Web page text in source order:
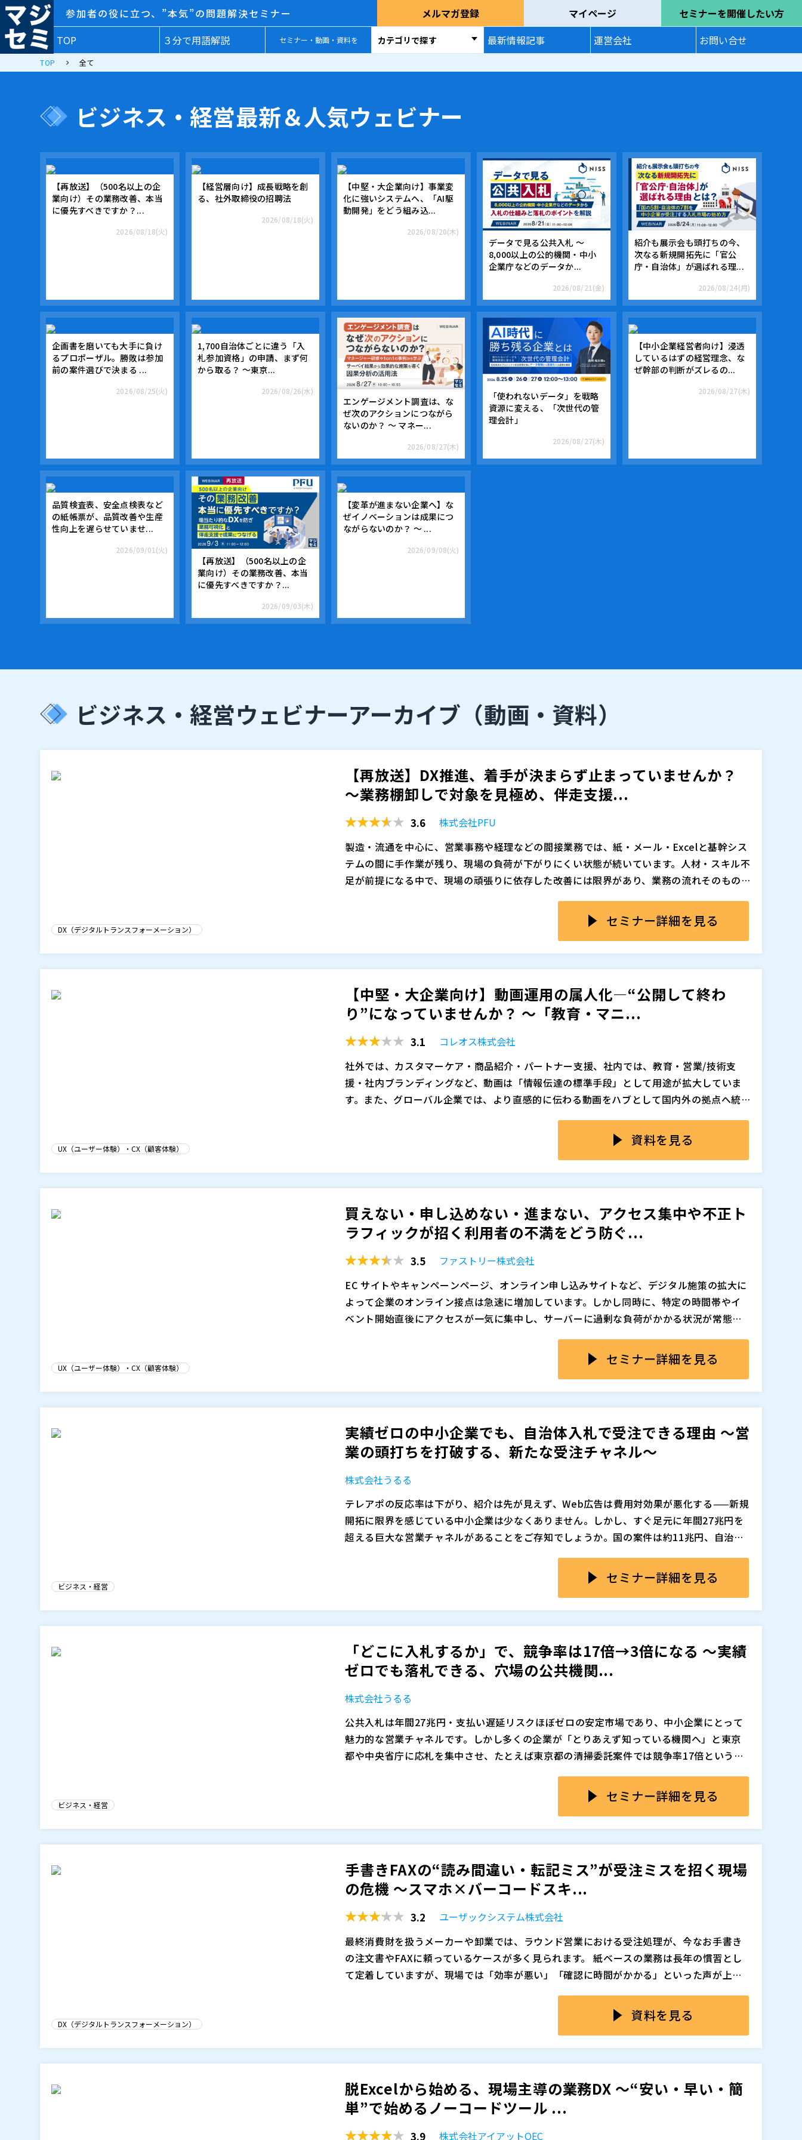
参加者の役に立つ、”本気”の問題解決セミナー メルマガ登録 マイページ
セミナーを開催したい方
TOP
３分で用語解説 セミナー・動画・資料を カテゴリで探す 最新情報記事 運営会社 お問い合せ
TOP 全て
ビジネス・経営最新＆人気ウェビナー
【再放送】（500名以上の企
業向け）その業務改善、本当
に優先すべきですか？...
2026/08/18(火)
【経営層向け】成長戦略を創
る、社外取締役の招聘法
2026/08/18(火)
【中堅・大企業向け】事業変
化に強いシステムへ、「AI駆
動開発」をどう組み込...
2026/08/20(木)
データで見る公共入札 ～
8,000以上の公的機関・中小
企業庁などのデータか...
2026/08/21(金)
紹介も展示会も頭打ちの今、
次なる新規開拓先に「官公
庁・自治体」が選ばれる理...
2026/08/24(月)
企画書を磨いても大手に負け
るプロポーザル。勝敗は参加
前の案件選びで決まる ...
2026/08/25(火)
1,700自治体ごとに違う「入
札参加資格」の申請、まず何
から取る？ 〜東京...
2026/08/26(水)
エンゲージメント調査は、な
ぜ次のアクションにつながら
ないのか？ ～ マネー...
2026/08/27(木)
「使われないデータ」を戦略
資源に変える、「次世代の管
理会計」
2026/08/27(木)
【中小企業経営者向け】浸透
しているはずの経営理念、な
ぜ幹部の判断がズレるの...
2026/08/27(木)
品質検査表、安全点検表など
の紙帳票が、品質改善や生産
性向上を遅らせていませ...
2026/09/01(火)
【再放送】（500名以上の企
業向け）その業務改善、本当
に優先すべきですか？...
2026/09/03(木)
【変革が進まない企業へ】な
ぜイノベーションは成果につ
ながらないのか？ ～ ...
2026/09/08(火)
ビジネス・経営ウェビナーアーカイブ （動画・資料）
【再放送】DX推進、着手が決まらず止まっていませんか？
～業務棚卸しで対象を見極め、伴走支援...
3.6
株式会社PFU
製造・流通を中心に、営業事務や経理などの間接業務では、紙・メール・Excelと基幹シス
テムの間に手作業が残り、現場の負荷が下がりにくい状態が続いています。人材・スキル不
足が前提になる中で、現場の頑張りに依存した改善には限界があり、業務の流れそのもの
入や部分最適の自動化に偏ると、業務全体のボトルネックが残ったままになり、期待した
出るのか」が定まらず、検討が長期化してしまうことが少なくありません。さらに、業務
の棚卸しやTo-Be設計まで進んでも、実装の段階で現場調整やツール選定、運用設計、定
わらず実行に移す」ための勘所を、社内での取り組み・事例をもとに説明します。最後
に、その社内実践で得た知見を外部向けにまとめた「プロセスRe:Design」を簡潔に紹介
株式会社PFU（）
株式会社オープンソース活用研究所（）
※共催、協賛、協力、講演企業は将来的に追加、削除される可能性があります。
DX（デジタルトランスフォーメーション） セミナー詳細を見る
【中堅・大企業向け】動画運用の属人化―“公開して終わ
り”になっていませんか？ ～「教育・マニ...
3.1
コレオス株式会社
社外では、カスタマーケア・商品紹介・パートナー支援、社内では、教育・営業/技術支
援・社内ブランディングなど、動画は「情報伝達の標準手段」として用途が拡大していま
す。また、グローバル企業では、より直感的に伝わる動画をハブとして国内外の拠点へ統
ます。 一方で、社内や社外に向けた動画コンテンツ自体は保有・提供しているのに「そも
そも見てくれていない」「必要な人に必要な動画が届いていない」と感じる担当者もい
していると、容量・セキュリティ・社内
外への適切な共有・利用分析など、多岐にわたって制限が出てしまいます。結果として
社外・社内に向けた やの他、など、動画資産の価値をさらに引き出して利用者の満足度を
高める機能や、活用事例もご紹介します。 動画をにせず、ナレッジ化を進めて積極的な活
コレオス株式会社（ ）
株式会社オープンソース活用研究所（）
※共催、協賛、協力、講演企業は将来的に追加、削除される可能性があります。
UX（ユーザー体験）・CX（顧客体験） 資料を見る
買えない・申し込めない・進まない、アクセス集中や不正ト
ラフィックが招く利用者の不満をどう防ぐ...
3.5
ファストリー株式会社
EC サイトやキャンペーンページ、オンライン申し込みサイトなど、デジタル施策の拡大に
よって企業のオンライン接点は急速に増加しています。しかし同時に、特定の時間帯やイ
ベント開始直後にアクセスが一気に集中し、サーバーに過剰な負荷がかかる状況が常態化
脱行動につながるため、いまやシステムの可用性は事業成長に直結する重要テーマとなっ
ーザー体験の大幅な低下をもたらします。さらに昨今は、DDoS 攻撃や Bot による不正ト
ラフィックが増加し、通常の負荷対策だけでは防ぎきれないリスクが広がっています。顧
最小限に抑えることで顧客体験を守ります。さらに DDoS や Bot などの不正トラフィック
を排除するセキュリティ機能を組み合わせることで、安定稼働とブランド価値の維持を両
具体的なソリューションを取り上げ、実効性の高い導入アプローチをご紹介します。
ファストリー株式会社（）
STCLab Co., Ltd.（）
マジセミ株式会社（
※共催、協賛、協力、講演企業は将来的に追加、削除される可能性があります。
UX（ユーザー体験）・CX（顧客体験） セミナー詳細を見る
実績ゼロの中小企業でも、自治体入札で受注できる理由 〜営
業の頭打ちを打破する、新たな受注チャネル〜
株式会社うるる
テレアポの反応率は下がり、紹介は先が見えず、Web広告は費用対効果が悪化する——新規
開拓に限界を感じている中小企業は少なくありません。しかし、すぐ足元に年間27兆円を
超える巨大な営業チャネルがあることをご存知でしょうか。国の案件は約11兆円、自治体
の入札案件の約5割、自治体では約7割を中小企業が落札しています。さらに公共入札の実
績は、民間取引における信用力・ブランド力の向上にも直結します。
で検討すらしていない方が大半です。しかし実態は大きく異なります。入札に必要な「全省
庁統一資格」はたった1種類で、取得費用はゼロ。この資格だけで約55万件の国の案件に参
検索できる「NJSS」を活用した効率的な案件探しと競合分析の方法もご紹介します。営業
の頭打ちを打破し、新たな受注チャネルを開拓したい方は、ぜひご参加ください。
株式会社うるる（）
株式会社オープンソース活用研究所（）
※共催、協賛、協力、講演企業は将来的に追加、削除される可能性があります。
ビジネス・経営 セミナー詳細を見る
「どこに入札するか」で、競争率は17倍→3倍になる 〜実績
ゼロでも落札できる、穴場の公共機関...
株式会社うるる
公共入札は年間27兆円・支払い遅延リスクほぼゼロの安定市場であり、中小企業にとって
魅力的な営業チャネルです。しかし多くの企業が「とりあえず知っている機関へ」と東京
都や中央省庁に応札を集中させ、たとえば東京都の清掃委託案件では競争率17倍という激
——この悪循環により、撤退を余儀なくされる企業が後を絶ちません。
を見落としている構造的な問題です。競争率17倍の案件にいくら丁寧な見積書を出して
も、大手の実績と価格競争力の前に勝ち目はありません。しかし競争率は発注機関によっ
できる「NJSS」もご紹介します。入札にどこから手をつけるべきかお悩みの方は、ぜひご
参加ください。
株式会社うるる（）
株式会社オープンソース活用研究所（）
※共催、協賛、協力、講演企業は将来的に追加、削除される可能性があります。
ビジネス・経営 セミナー詳細を見る
手書きFAXの“読み間違い・転記ミス”が受注ミスを招く現場
の危機 〜スマホ×バーコードスキ...
3.2
ユーザックシステム株式会社
最終消費財を扱うメーカーや卸業では、ラウンド営業における受注処理が、今なお手書き
の注文書やFAXに頼っているケースが多く見られます。 紙ベースの業務は長年の慣習とし
て定着していますが、現場では「効率が悪い」「確認に時間がかかる」といった声が上が
スといったヒューマンエラーが発生しやすく、それが発注ミス・納品ミス・クレームの原
因となっています。 こうした受注ミスは信用問題や出戻りコストにもつながり、営業現場
やすさと導入のしやすさを両立した、実践的なソリューションをご案内します。
ユーザックシステム株式会社（
）
株式会社オープンソース活用研究所（）
DX（デジタルトランスフォーメーション） 資料を見る
脱Excelから始める、現場主導の業務DX ～“安い・早い・簡
単”で始めるノーコードツール ...
3.9 株式会社アイアットOEC